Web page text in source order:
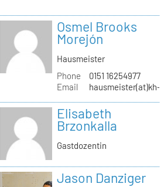
Osmel Brooks
Morejón
Hausmeister
Phone
0151 16254977
Email
hausmeister(at)kh-
Elisabeth
Brzonkalla
Gastdozentin
Jason Danziger